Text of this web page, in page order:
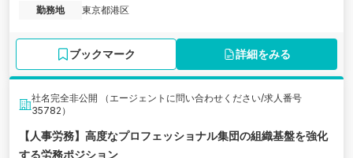
勤務地
東京都港区
ブックマーク 詳細をみる
社名完全非公開 （エージェントに問い合わせください/求人番号
35782）
【人事労務】高度なプロフェッショナル集団の組織基盤を強化
する労務ポジション